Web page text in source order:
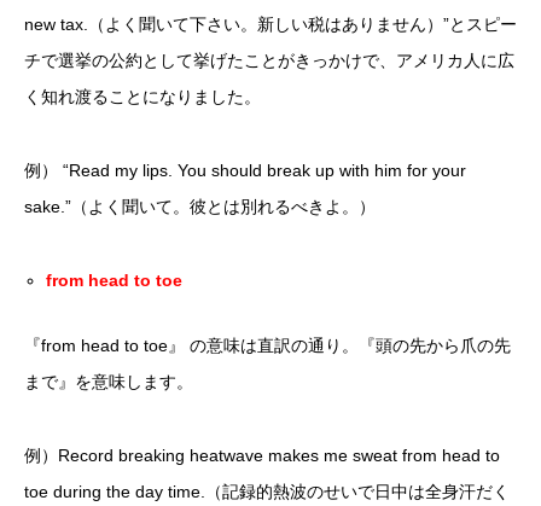
new tax.（よく聞いて下さい。新しい税はありません）”とスピー
チで選挙の公約として挙げたことがきっかけで、アメリカ人に広
く知れ渡ることになりました。
例） “Read my lips. You should break up with him for your
sake.”（よく聞いて。彼とは別れるべきよ。）
from head to toe
『from head to toe』 の意味は直訳の通り。『頭の先から爪の先
まで』を意味します。
例）Record breaking heatwave makes me sweat from head to
toe during the day time.（記録的熱波のせいで日中は全身汗だく